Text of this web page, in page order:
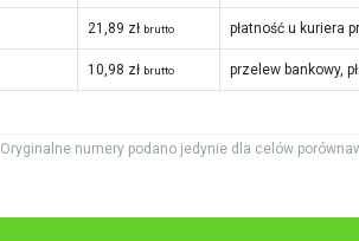
21,89 zł brutto płatność u kuriera
10,98 zł brutto przelew bankowy,
Oryginalne numery podano jedynie dla celów